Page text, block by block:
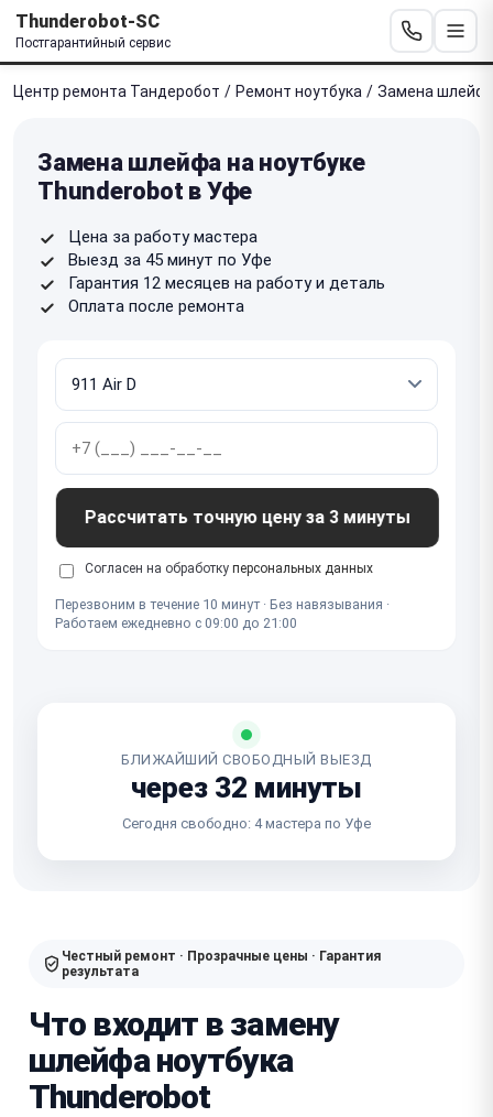
Thunderobot-SC
Постгарантийный сервис
Центр ремонта Тандеробот / Ремонт ноутбука / Замена
Замена шлейфа на ноутбуке
Thunderobot в Уфе
Цена за работу мастера
Выезд за 45 минут по Уфе
Гарантия 12 месяцев на работу и деталь
Оплата после ремонта
Рассчитать точную цену за 3 минуты
Согласен на обработку персональных данных
Перезвоним в течение 10 минут · Без навязывания ·
Работаем ежедневно с 09:00 до 21:00
БЛИЖАЙШИЙ СВОБОДНЫЙ ВЫЕЗД
через 32 минуты
Сегодня свободно: 4 мастера по Уфе
Честный ремонт · Прозрачные цены · Гарантия
результата
Что входит в замену
шлейфа ноутбука
Thunderobot